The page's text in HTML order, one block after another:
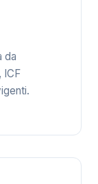
da
ICF